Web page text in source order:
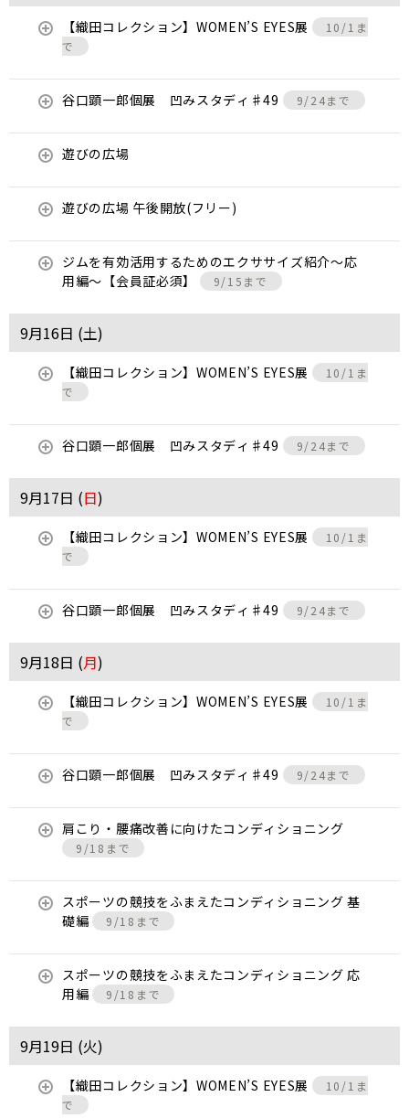
【織田コレクション】WOMEN’S EYES展
10/1ま
で
谷口顕一郎個展 凹みスタディ♯49 9/24まで
遊びの広場
遊びの広場 午後開放(フリー)
ジムを有効活用するためのエクササイズ紹介〜応
用編〜【会員証必須】
9/15まで
9月16日 (土)
【織田コレクション】WOMEN’S EYES展
10/1ま
で
谷口顕一郎個展 凹みスタディ♯49 9/24まで
9月17日 (日)
【織田コレクション】WOMEN’S EYES展
10/1ま
で
谷口顕一郎個展 凹みスタディ♯49 9/24まで
9月18日 (月)
【織田コレクション】WOMEN’S EYES展
10/1ま
で
谷口顕一郎個展 凹みスタディ♯49 9/24まで
肩こり・腰痛改善に向けたコンディショニング
9/18まで
スポーツの競技をふまえたコンディショニング 基
礎編
9/18まで
スポーツの競技をふまえたコンディショニング 応
用編
9/18まで
9月19日 (火)
【織田コレクション】WOMEN’S EYES展
10/1ま
で